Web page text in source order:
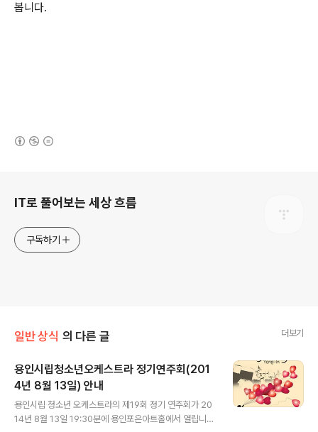
봅니다.
IT로 풀어보는 세상 흐름
구독하기
일반 상식 의 다른 글 더보기
용인시립청소년오케스트라 정기연주회(201
4년 8월 13일) 안내
용인시립 청소년 오케스트라의 제19회 정기 연주회가 20
14년 8월 13일 19:30분에 용인포은아트홀에서 열립니